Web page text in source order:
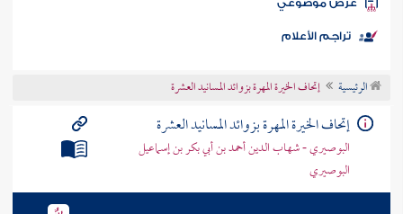
الكتب
موضوعي
تراجم الأعلام
الرئيسية إتحاف الخيرة المهرة بزوائد المسانيد العشرة
إتحاف الخيرة المهرة بزوائد المسانيد العشرة
البوصيري - شهاب الدين أحمد بن أبي بكر بن إسماعيل
البوصيري